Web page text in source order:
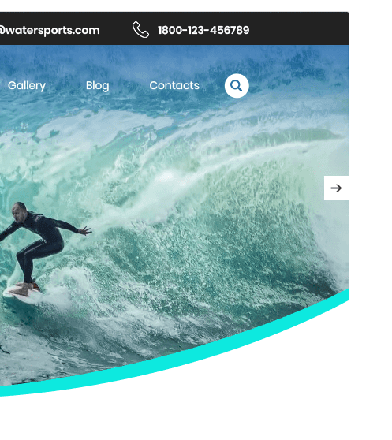
Voorbeeld Download
0.6.7
Laatst geüpdatet
28 juli 2026
Actieve installaties
100+
Wordpress versie
5.0
PHP versie
7.2
Thema homepage